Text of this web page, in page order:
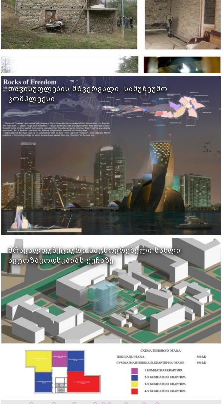
ᲗᲐᲕᲘᲡᲣᲤᲚᲔᲑᲘᲡ ᲛᲬᲕᲔᲠᲕᲐᲚᲘ. ᲡᲐᲛᲣᲖᲔᲣᲛᲝ
ᲙᲝᲛᲞᲚᲔᲥᲡᲘ.
ᲛᲠᲐᲕᲐᲚᲤᲣᲜᲥᲪᲘᲣᲠᲘ ᲡᲐᲪᲮᲝᲕᲠᲔᲑᲔᲚᲘ ᲡᲐᲮᲚᲘ
ᲐᲕᲢᲝᲖᲐᲕᲝᲓᲡᲙᲐᲘᲐᲡ ᲥᲣᲩᲐᲖᲔ